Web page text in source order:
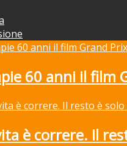
60 anni il film
è correre. Il